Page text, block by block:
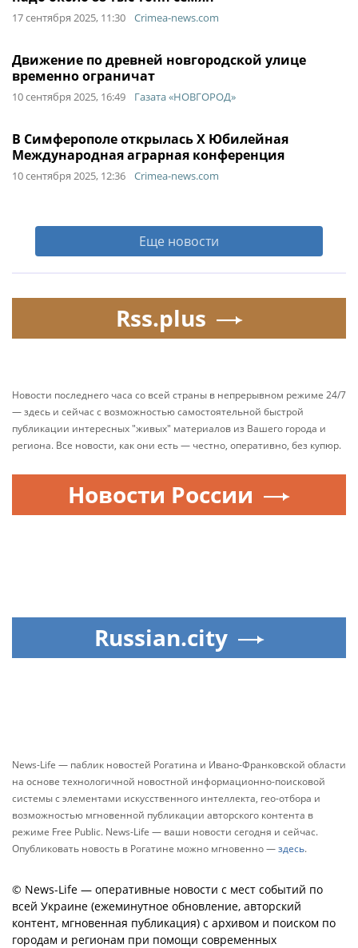
17 сентября 2025, 11:30 Crimea-news.com
Движение по древней новгородской улице
временно ограничат
10 сентября 2025, 16:49 Газата «НОВГОРОД»
В Симферополе открылась X Юбилейная
Международная аграрная конференция
10 сентября 2025, 12:36 Crimea-news.com
Еще новости
Rss.plus
Новости последнего часа со всей страны в непрерывном режиме 24/7
— здесь и сейчас с возможностью самостоятельной быстрой
публикации интересных "живых" материалов из Вашего города и
региона. Все новости, как они есть — честно, оперативно, без купюр.
Новости России
Russian.city
News-Life — паблик новостей Рогатина и Ивано-Франковской области
на основе технологичной новостной информационно-поисковой
системы с элементами искусственного интеллекта, гео-отбора и
возможностью мгновенной публикации авторского контента в
режиме Free Public. News-Life — ваши новости сегодня и сейчас.
Опубликовать новость в Рогатине можно мгновенно —здесь.
© News-Life — оперативные новости с мест событий по
всей Украине (ежеминутное обновление, авторский
контент, мгновенная публикация) с архивом и поиском по
городам и регионам при помощи современных